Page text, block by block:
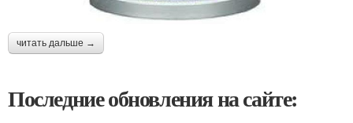
читать дальше →
Последние обновления на сайте: